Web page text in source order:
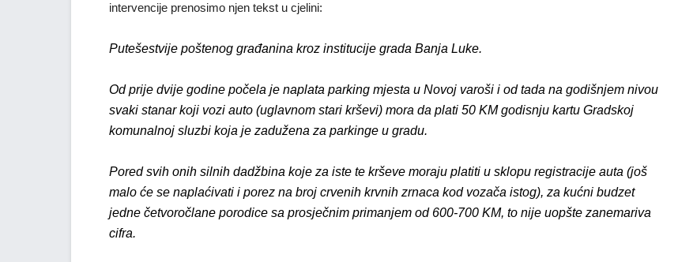
intervencije prenosimo njen tekst u cjelini:
Putešestvije poštenog građanina kroz institucije grada Banja Luke.
Od prije dvije godine počela je naplata parking mjesta u Novoj varoši i od tada na godišnjem nivou
svaki stanar koji vozi auto (uglavnom stari krševi) mora da plati 50 KM godisnju kartu Gradskoj
komunalnoj sluzbi koja je zadužena za parkinge u gradu.
Pored svih onih silnih dadžbina koje za iste te krševe moraju platiti u sklopu registracije auta (još
malo će se naplaćivati i porez na broj crvenih krvnih zrnaca kod vozača istog), za kućni budzet
jedne četvoročlane porodice sa prosječnim primanjem od 600-700 KM, to nije uopšte zanemariva
cifra.